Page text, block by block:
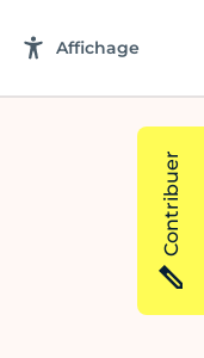
Affichage
Contribuer